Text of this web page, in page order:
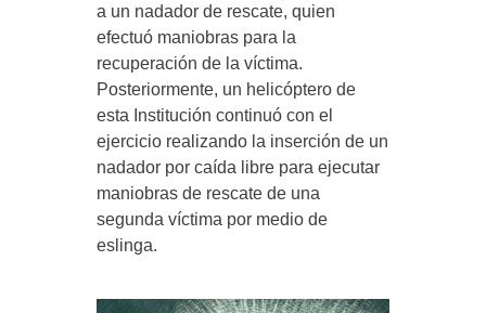
a un nadador de rescate, quien
efectuó maniobras para la
recuperación de la víctima.
Posteriormente, un helicóptero de
esta Institución continuó con el
ejercicio realizando la inserción de un
nadador por caída libre para ejecutar
maniobras de rescate de una
segunda víctima por medio de
eslinga.